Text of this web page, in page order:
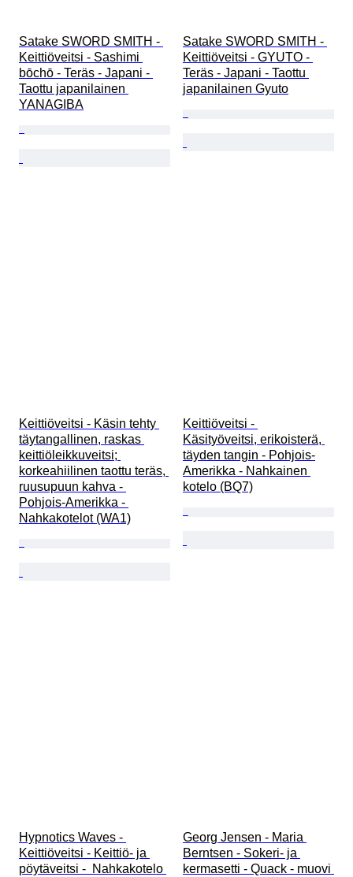
Satake SWORD SMITH -
Keittiöveitsi - Sashimi
bōchō - Teräs - Japani -
Taottu japanilainen
YANAGIBA
Satake SWORD SMITH -
Keittiöveitsi - GYUTO -
Teräs - Japani - Taottu
japanilainen Gyuto
Keittiöveitsi - Käsin tehty
täytangallinen, raskas
keittiöleikkuveitsi;
korkeahiilinen taottu teräs,
ruusupuun kahva -
Pohjois-Amerikka -
Nahkakotelot (WA1)
Keittiöveitsi -
Käsityöveitsi, erikoisterä,
täyden tangin - Pohjois-
Amerikka - Nahkainen
kotelo (BQ7)
Hypnotics Waves -
Keittiöveitsi - Keittiö- ja
pöytäveitsi -  Nahkakotelo
Georg Jensen - Maria
Berntsen - Sokeri- ja
kermasetti - Quack - muovi